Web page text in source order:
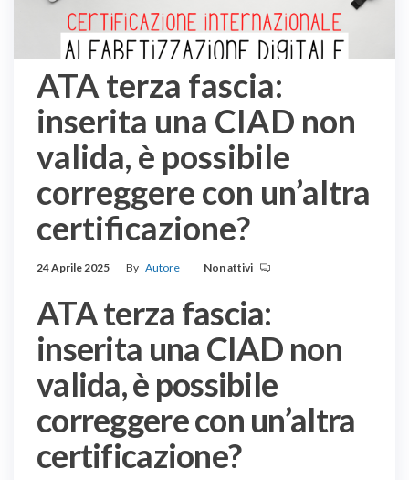
ATA terza fascia:
inserita una CIAD non
valida, è possibile
correggere con un’altra
certificazione?
24 Aprile 2025 By Autore Non attivi
ATA terza fascia:
inserita una CIAD non
valida, è possibile
correggere con un’altra
certificazione?